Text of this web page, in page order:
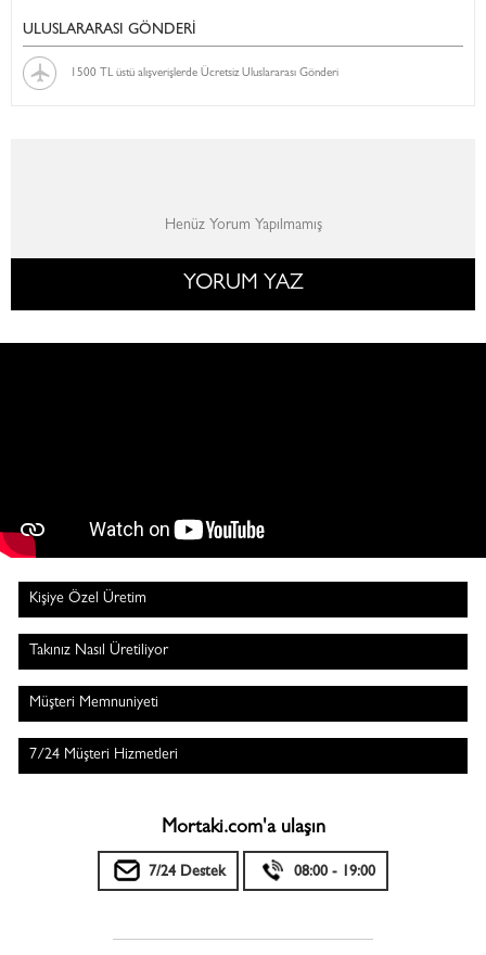
ULUSLARARASI GÖNDERİ
1500 TL üstü alışverişlerde Ücretsiz Uluslararası Gönderi
Henüz Yorum Yapılmamış
YORUM YAZ
Kişiye Özel Üretim
Takınız Nasıl Üretiliyor
Müşteri Memnuniyeti
7/24 Müşteri Hizmetleri
Mortaki.com'a ulaşın
7/24 Destek 08:00 - 19:00